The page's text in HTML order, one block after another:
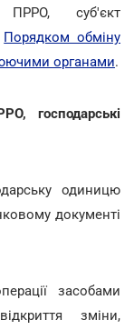
ПРРО, суб'єкт
Порядком обміну
органами.
господарські
одиницю
документі
засобами
зміни,